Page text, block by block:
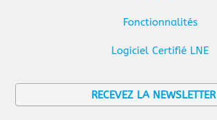
Fonctionnalités
Logiciel Certifié LNE
RECEVEZ LA NEWSLETTER